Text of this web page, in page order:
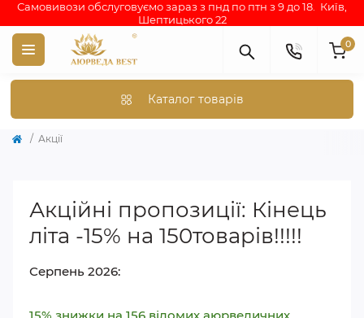
Самовивози обслуговуємо зараз з пнд по птн з 9 до 18. Київ,
Шептицького 22
0
Каталог товарів
Акції
Акційні пропозиції: Кінець
літа -15% на 150товарів!!!!!
Серпень 2026: